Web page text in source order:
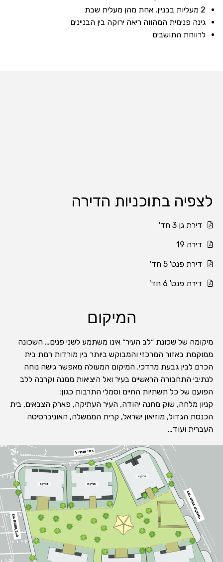
2 מעליות בבניין, אחת מהן מעלית שבת
גינה פנימית המהווה ריאה ירוקה בין הבניינים
לרווחת התושבים
לצפיה בתוכניות הדירה
דירת גן 3 חד'
דירה 19
דירת פנט' 5 חד'
דירת פנט' 6 חד'
המיקום
מיקומה של שכונת ״לב העיר״ אינו משתמע לשני פנים… השכונה
ממוקמת באזור המרכזי והמבוקש ביותר בין מורדות רמת בית
הכרם לבין גבעת מרדכי. המיקום המעולה מאפשר גישה נוחה
לנתיבי התחבורה הראשיים בעיר ואל היציאות ממנה וקרבה ללב
הפועם של כל תשתיות החיים וסמלי התרבות כגון:
קניון מלחה, שוק מחנה יהודה, העיר העתיקה, פארק הצבאים, בית
הכנסת הגדול, מוזיאון ישראל, קרית הממשלה, האוניברסיטה
העברית ועוד…